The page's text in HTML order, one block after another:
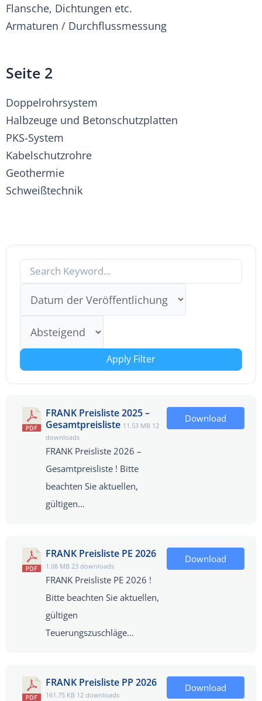
Flansche, Dichtungen etc.
Armaturen / Durchflussmessung
Seite 2
Doppelrohrsystem
Halbzeuge und Betonschutzplatten
PKS-System
Kabelschutzrohre
Geothermie
Schweißtechnik
Apply Filter
FRANK Preisliste 2025 –
Gesamtpreisliste 11.53 MB 12
downloads
FRANK Preisliste 2026 –
Gesamtpreisliste ! Bitte
beachten Sie aktuellen,
gültigen…
Download
FRANK Preisliste PE 2026
1.08 MB 23 downloads
FRANK Preisliste PE 2026 !
Bitte beachten Sie aktuellen,
gültigen
Teuerungszuschläge…
Download
FRANK Preisliste PP 2026
161.75 KB 12 downloads
Download